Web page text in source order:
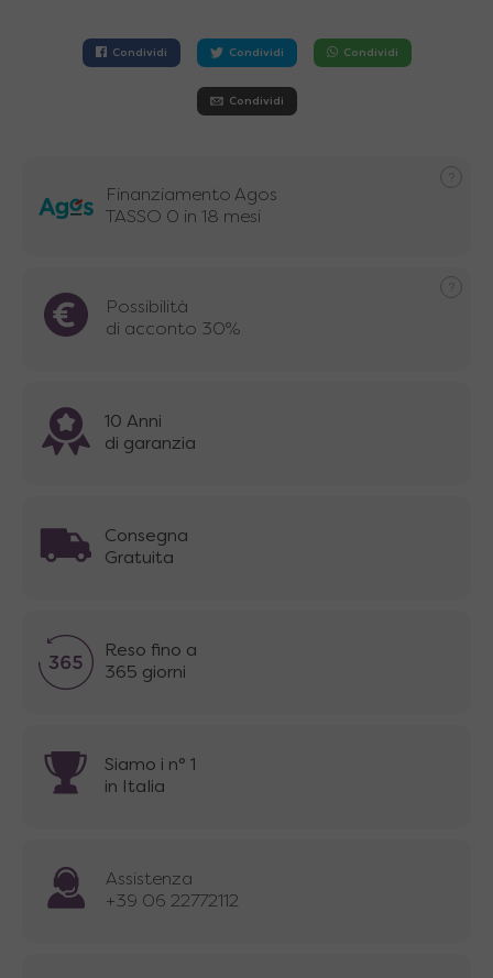
Condividi Condividi Condividi
Condividi
Finanziamento Agos
TASSO 0 in 18 mesi
Possibilità
di acconto 30%
10 Anni
di garanzia
Consegna
Gratuita
Reso fino a
365 giorni
Siamo i n° 1
in Italia
Assistenza
+39 06 22772112